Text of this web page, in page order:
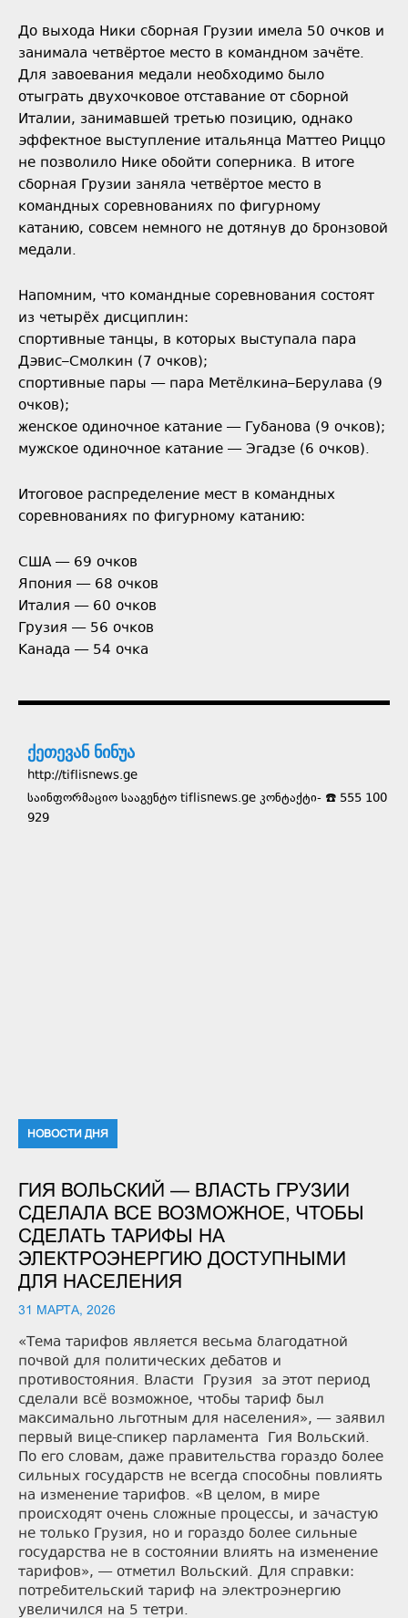
До выхода Ники сборная Грузии имела 50 очков и
занимала четвёртое место в командном зачёте.
Для завоевания медали необходимо было
отыграть двухочковое отставание от сборной
Италии, занимавшей третью позицию, однако
эффектное выступление итальянца Маттео Риццо
не позволило Нике обойти соперника. В итоге
сборная Грузии заняла четвёртое место в
командных соревнованиях по фигурному
катанию, совсем немного не дотянув до бронзовой
медали.
Напомним, что командные соревнования состоят
из четырёх дисциплин:
спортивные танцы, в которых выступала пара
Дэвис–Смолкин (7 очков);
спортивные пары — пара Метёлкина–Берулава (9
очков);
женское одиночное катание — Губанова (9 очков);
мужское одиночное катание — Эгадзе (6 очков).
Итоговое распределение мест в командных
соревнованиях по фигурному катанию:
США — 69 очков
Япония — 68 очков
Италия — 60 очков
Грузия — 56 очков
Канада — 54 очка
ქეთევან ნინუა
http://tiflisnews.ge
საინფორმაციო სააგენტო tiflisnews.ge კონტაქტი- ☎️ 555 100
929
НОВОСТИ ДНЯ
ГИЯ ВОЛЬСКИЙ — ВЛАСТЬ ГРУЗИИ
СДЕЛАЛА ВСЕ ВОЗМОЖНОЕ, ЧТОБЫ
СДЕЛАТЬ ТАРИФЫ НА
ЭЛЕКТРОЭНЕРГИЮ ДОСТУПНЫМИ
ДЛЯ НАСЕЛЕНИЯ
31 МАРТА, 2026
«Тема тарифов является весьма благодатной
почвой для политических дебатов и
противостояния. Власти Грузия за этот период
сделали всё возможное, чтобы тариф был
максимально льготным для населения», — заявил
первый вице-спикер парламента Гия Вольский.
По его словам, даже правительства гораздо более
сильных государств не всегда способны повлиять
на изменение тарифов. «В целом, в мире
происходят очень сложные процессы, и зачастую
не только Грузия, но и гораздо более сильные
государства не в состоянии влиять на изменение
тарифов», — отметил Вольский. Для справки:
потребительский тариф на электроэнергию
увеличился на 5 тетри.